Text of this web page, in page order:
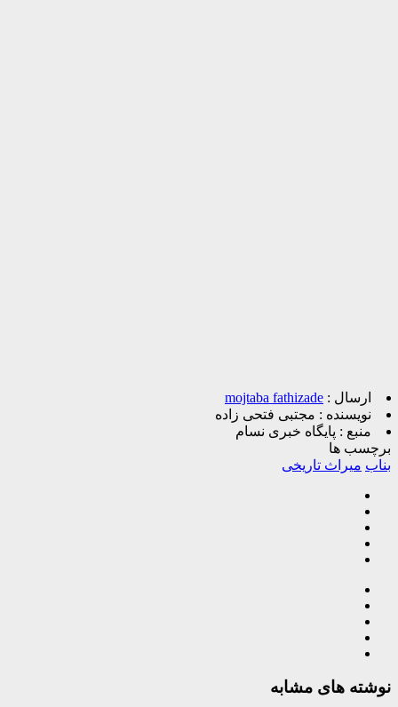
ارسال : mojtaba fathizade
نویسنده : مجتبی فتحی زاده
منبع : پایگاه خبری نسام
برچسب ها
بناب میراث تاریخی
نوشته های مشابه